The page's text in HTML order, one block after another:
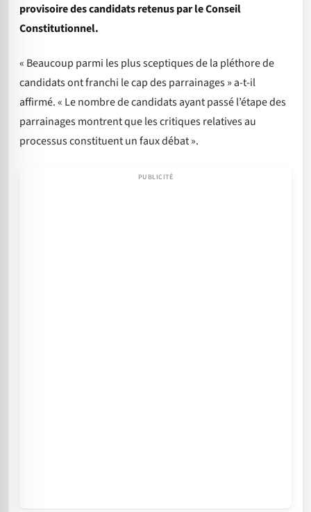
provisoire des candidats retenus par le Conseil
Constitutionnel.
« Beaucoup parmi les plus sceptiques de la pléthore de
candidats ont franchi le cap des parrainages » a-t-il
affirmé. « Le nombre de candidats ayant passé l’étape des
parrainages montrent que les critiques relatives au
processus constituent un faux débat ».